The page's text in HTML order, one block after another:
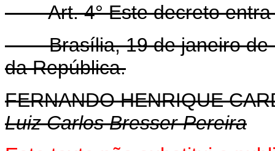
Art. 4° Este decreto entra
Brasília, 19 de janeiro de
da República.
FERNANDO HENRIQUE
Luiz Carlos Bresser Pereira